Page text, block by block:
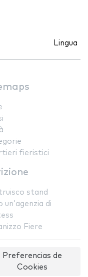
Lingua
fieristici
stand
un'agenzia di
Fiere
Preferencias de
Cookies